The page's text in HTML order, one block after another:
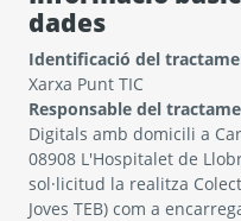
dades
Identificació del
Xarxa Punt TIC
Responsable del
Digitals amb domicili a
08908 L'Hospitalet de
sol·licitud la realitza
Joves TEB) com a